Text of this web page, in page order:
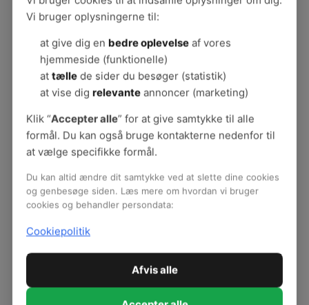
Støj i dagtilbud og SFO
Anbefaling om akustik i rum med børn
Værktøjskasse
Konsekvenser af støj
Det siger børnene selv
Hvor kommer støjen fra?
Støj og akustik i skolen
Bygninger og akustik
Organisering og pædagogik
Interview: Pædagogik dæmper uro
uddannelsesverdenen
Særlige regler om støj for børn og unge
Vi bruger oplysningerne til:
at give dig en bedre oplevelseaf vores
hjemmeside (funktionelle)
at tællede sider du besøger (statistik)
at vise dig relevanteannoncer (marketing)
Klik “Accepter alle” for at give samtykke til alle
formål. Du kan også bruge kontakterne nedenfor til
at vælge specifikke formål.
Du kan altid ændre dit samtykke ved at slette dine cookies
og genbesøge siden. Læs mere om hvordan vi bruger
cookies og behandler persondata:
Cookiepolitik
Afvis alle